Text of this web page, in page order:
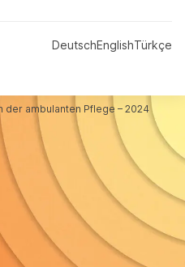
DeutschEnglishTürkçe
der ambulanten Pflege – 2024
ambulanten
der Analyse
eine deutschlandweite